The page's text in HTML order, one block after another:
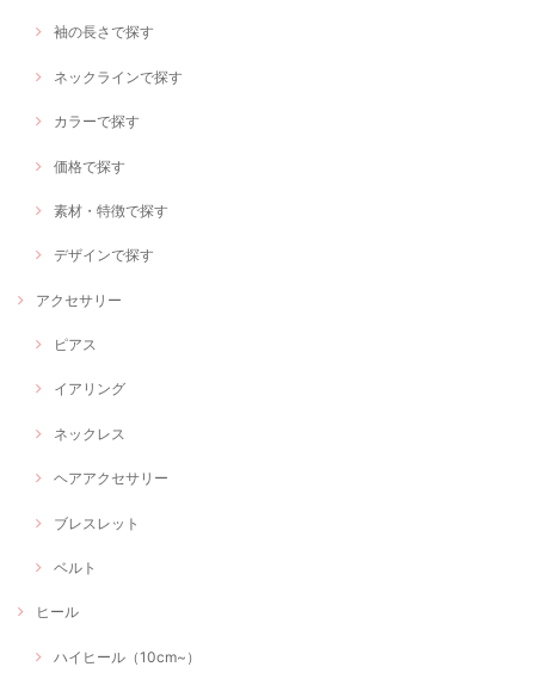
袖の長さで探す
ネックラインで探す
カラーで探す
価格で探す
素材・特徴で探す
デザインで探す
アクセサリー
ピアス
イアリング
ネックレス
ヘアアクセサリー
ブレスレット
ベルト
ヒール
ハイヒール（10cm~）